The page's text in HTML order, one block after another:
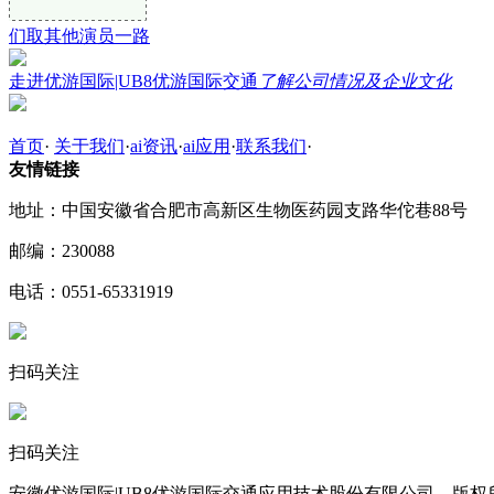
们取其他演员一路
走进优游国际|UB8优游国际交通 了解公司情况及企业文化
首页· 关于我们·ai资讯·ai应用 ·联系我们·
友情链接
地址：中国安徽省合肥市高新区生物医药园支路华佗巷88号
邮编：230088
电话：0551-65331919
扫码关注
扫码关注